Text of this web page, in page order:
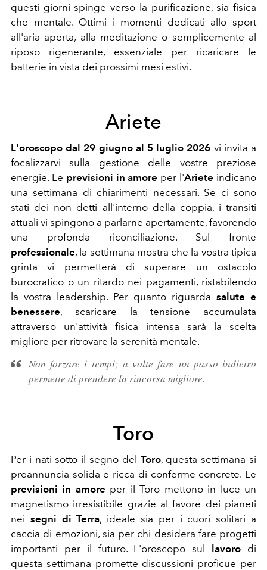
questi giorni spinge verso la purificazione, sia fisica
che mentale. Ottimi i momenti dedicati allo sport
all'aria aperta, alla meditazione o semplicemente al
riposo rigenerante, essenziale per ricaricare le
batterie in vista dei prossimi mesi estivi.
Ariete
L'oroscopo dal 29 giugno al 5 luglio 2026 vi invita a
focalizzarvi sulla gestione delle vostre preziose
energie. Le previsioni in amore per l'Ariete indicano
una settimana di chiarimenti necessari. Se ci sono
stati dei non detti all'interno della coppia, i transiti
attuali vi spingono a parlarne apertamente, favorendo
una profonda riconciliazione. Sul fronte
professionale, la settimana mostra che la vostra tipica
grinta vi permetterà di superare un ostacolo
burocratico o un ritardo nei pagamenti, ristabilendo
la vostra leadership. Per quanto riguarda salute e
benessere, scaricare la tensione accumulata
attraverso un'attività fisica intensa sarà la scelta
migliore per ritrovare la serenità mentale.
Non forzare i tempi; a volte fare un passo indietro
permette di prendere la rincorsa migliore.
Toro
Per i nati sotto il segno del Toro, questa settimana si
preannuncia solida e ricca di conferme concrete. Le
previsioni in amore per il Toro mettono in luce un
magnetismo irresistibile grazie al favore dei pianeti
nei segni di Terra, ideale sia per i cuori solitari a
caccia di emozioni, sia per chi desidera fare progetti
importanti per il futuro. L'oroscopo sul lavoro di
questa settimana promette discussioni proficue per